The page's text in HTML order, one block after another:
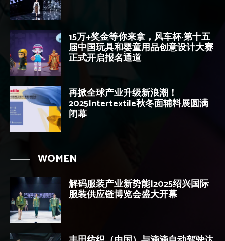
15万+奖金等你来拿，风车杯·第十五
届中国玩具和婴童用品创意设计大赛
正式开启报名通道
再掀全球产业升级新浪潮！
2025Intertextile秋冬面辅料展圆满
闭幕
WOMEN
解码服装产业新势能|2025绍兴国际
服装供应链博览会盛大开幕